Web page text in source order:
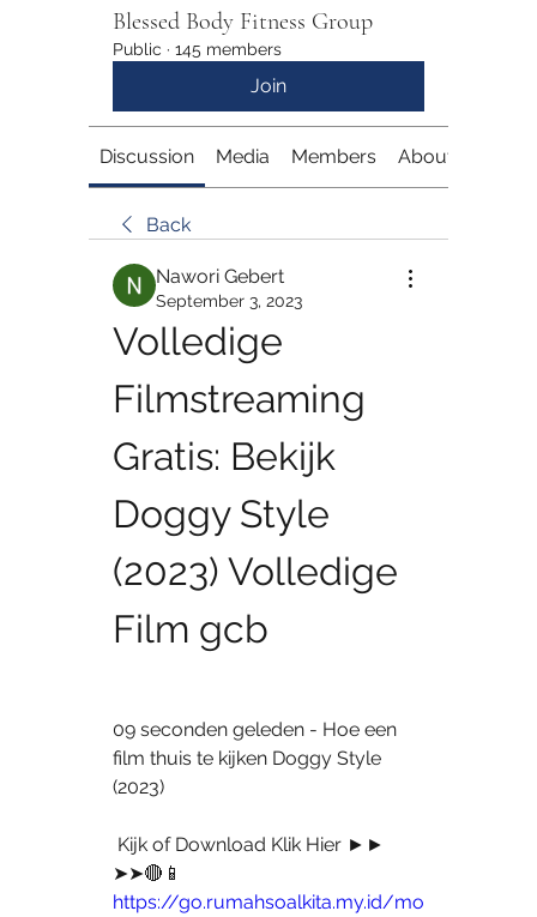
Blessed Body Fitness Group
Public · 145 members
Join
Discussion Media Members About
Back
Nawori Gebert
September 3, 2023
Volledige
Filmstreaming
Gratis: Bekijk
Doggy Style
(2023) Volledige
Film gcb
09 seconden geleden - Hoe een
film thuis te kijken Doggy Style
(2023)
https://go.rumahsoalkita.my.id/mo